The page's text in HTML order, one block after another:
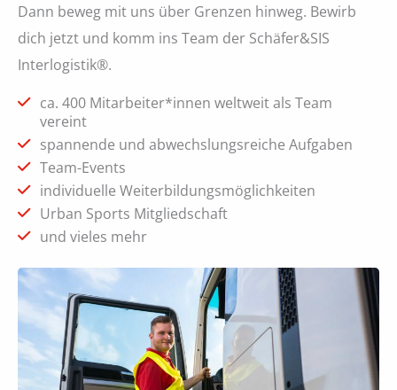
Dann beweg mit uns über Grenzen hinweg. Bewirb
dich jetzt und komm ins Team der Schäfer&SIS
Interlogistik®.
ca. 400 Mitarbeiter*innen weltweit als Team
vereint
spannende und abwechslungsreiche Aufgaben
Team-Events
individuelle Weiterbildungsmöglichkeiten
Urban Sports Mitgliedschaft
und vieles mehr